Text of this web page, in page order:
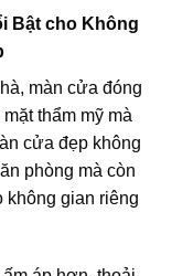
Bật cho Không
màn cửa đóng
thẩm mỹ mà
cửa đẹp không
phòng mà còn
không gian riêng